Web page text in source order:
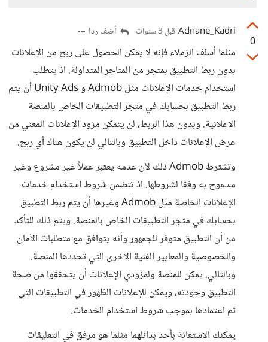
0
Adnane_Kadri قبل 3 سنوات أضف ردا
مثلما أسلف الزملاء فإنه لا يمكن الحصول على ربح من الإعلانات
بدون ربط التطبيق بمتجر من المتاجر المتداولة. اذ يتطلب
استخدام خدمات الإعلانات مثل Admob و Unity Ads أن يتم
ربط التطبيق بحسابك في متجر التطبيقات الخاص بالمنصة
الاعلانية. وبدون هذا الربط، لن يتمكن مزود الإعلانات المعني من
عرض الإعلانات داخل التطبيق وبالتالي لن يكون هناك أي ربح.
وتشترط Admob ذلك لأن عدمه يعتبر عملاً غير مشروع وغير
مسموح به وفقا لشروطها. اذ تتضمن شروط استخدام خدمات
الإعلانات الخاصة مثل Admob وغيرها أن يتم ربط التطبيق
بحسابك في متجر التطبيقات الخاص بالمنصة. ويتم ذلك للتأكد
من أن التطبيق متوفر للجمهور وأنه يتوافق مع متطلبات الأمان
والخصوصية والمعايير الفنية الأخرى التي تحددها المنصة.
وبالتالي، يمكن للمنصة ولمزودي الإعلانات أن يتحققوا من صحة
التطبيق وجودته، ويمكن للإعلانات الظهور في التطبيقات التي
تم اعتمادها بموجب شروط استخدام الخدمات.
يمكنك الاستعانة بأحد بدائلهما مثلما هو مرفق في التعليقات